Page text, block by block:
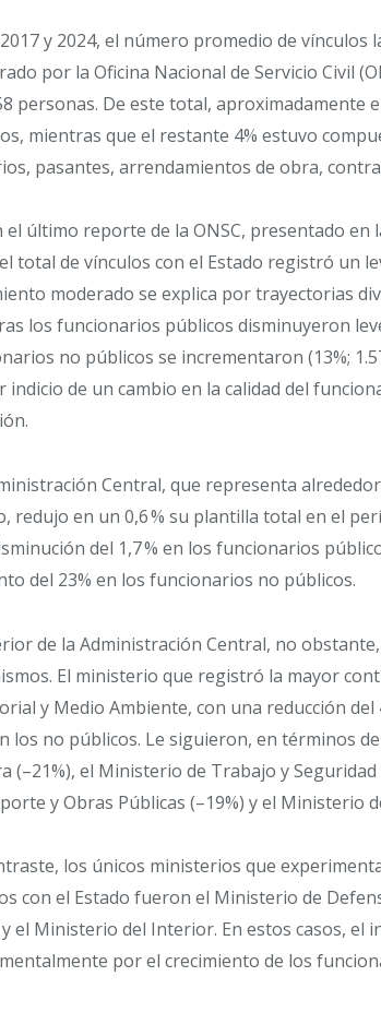
y 2024, el número promedio de vínculos
por la Oficina Nacional de Servicio Civil
personas. De este total, aproximadamente
mientras que el restante 4% estuvo
pasantes, arrendamientos de obra,
el último reporte de la ONSC, presentado en
total de vínculos con el Estado registró un
moderado se explica por trayectorias
los funcionarios públicos disminuyeron
no públicos se incrementaron (13%;
indicio de un cambio en la calidad del
Central, que representa
redujo en un 0,6 % su plantilla total en el
del 1,7 % en los funcionarios
del 23% en los funcionarios no públicos.
de la Administración Central, no
El ministerio que registró la mayor
y Medio Ambiente, con una reducción
los no públicos. Le siguieron, en términos
(–21%), el Ministerio de Trabajo y
y Obras Públicas (–19%) y el Ministerio
los únicos ministerios que
con el Estado fueron el Ministerio de
y el Ministerio del Interior. En estos casos, el
por el crecimiento de los